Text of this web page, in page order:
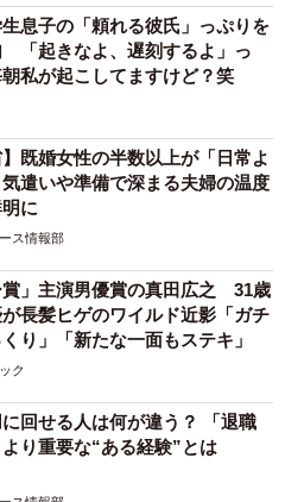
生息子の「頼れる彼氏」っぷりを
「起きなよ、遅刻するよ」っ
私が起こしてますけど？笑
】既婚女性の半数以上が「日常よ
遣いや準備で深まる夫婦の温度
に
ス情報部
賞」主演男優賞の真田広之 31歳
長髪ヒゲのワイルド近影「ガチ
り」「新たな一面もステキ」
ク
回せる人は何が違う？ 「退職
り重要な“ある経験”とは